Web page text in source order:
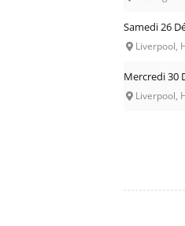
Samedi 26
Liverpool,
Mercredi 30
Liverpool,